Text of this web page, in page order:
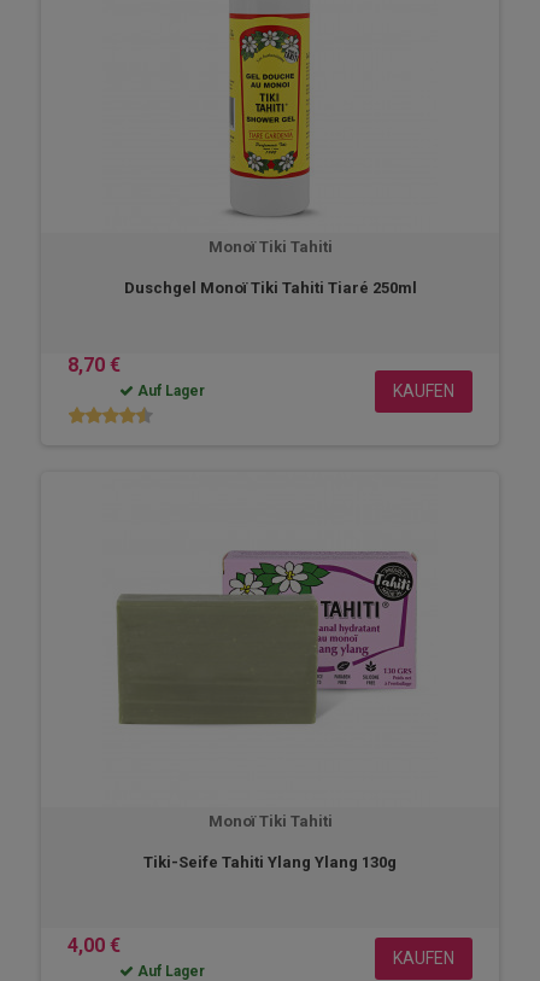
Monoï Tiki Tahiti
Duschgel Monoï Tiki Tahiti Tiaré 250ml
8,70 €
Auf Lager KAUFEN
Monoï Tiki Tahiti
Tiki-Seife Tahiti Ylang Ylang 130g
4,00 €
Auf Lager
KAUFEN